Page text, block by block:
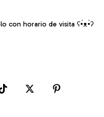
con horario de visita ʕ•́ᴥ•̀ʔ